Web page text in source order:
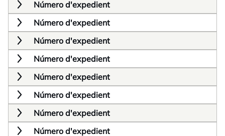
Número d'expedient
Número d'expedient
Número d'expedient
Número d'expedient
Número d'expedient
Número d'expedient
Número d'expedient
Número d'expedient